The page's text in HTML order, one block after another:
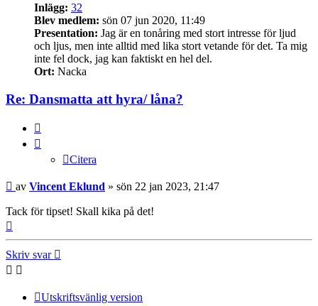
Inlägg: 32
Blev medlem: sön 07 jun 2020, 11:49
Presentation: Jag är en tonåring med stort intresse för ljud
och ljus, men inte alltid med lika stort vetande för det. Ta mig
inte fel dock, jag kan faktiskt en hel del.
Ort: Nacka
Re: Dansmatta att hyra/ låna?
Citera
Inlägg
av Vincent Eklund » sön 22 jan 2023, 21:47
Tack för tipset! Skall kika på det!
Skriv svar
Utskriftsvänlig version